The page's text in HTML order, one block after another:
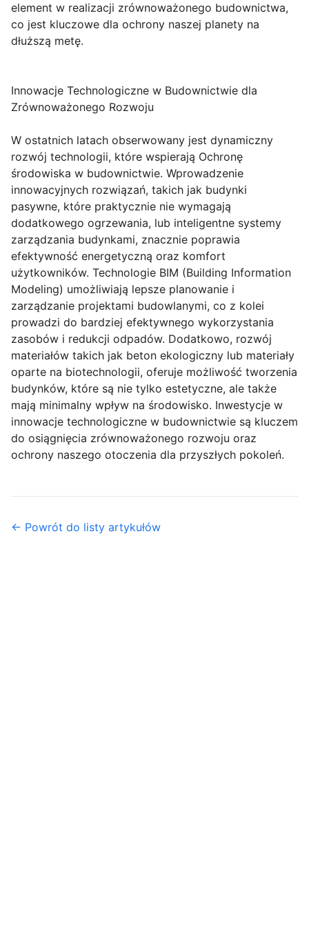
element w realizacji zrównoważonego budownictwa,
co jest kluczowe dla ochrony naszej planety na
dłuższą metę.
Innowacje Technologiczne w Budownictwie dla
Zrównoważonego Rozwoju
W ostatnich latach obserwowany jest dynamiczny
rozwój technologii, które wspierają Ochronę
środowiska w budownictwie. Wprowadzenie
innowacyjnych rozwiązań, takich jak budynki
pasywne, które praktycznie nie wymagają
dodatkowego ogrzewania, lub inteligentne systemy
zarządzania budynkami, znacznie poprawia
efektywność energetyczną oraz komfort
użytkowników. Technologie BIM (Building Information
Modeling) umożliwiają lepsze planowanie i
zarządzanie projektami budowlanymi, co z kolei
prowadzi do bardziej efektywnego wykorzystania
zasobów i redukcji odpadów. Dodatkowo, rozwój
materiałów takich jak beton ekologiczny lub materiały
oparte na biotechnologii, oferuje możliwość tworzenia
budynków, które są nie tylko estetyczne, ale także
mają minimalny wpływ na środowisko. Inwestycje w
innowacje technologiczne w budownictwie są kluczem
do osiągnięcia zrównoważonego rozwoju oraz
ochrony naszego otoczenia dla przyszłych pokoleń.
← Powrót do listy artykułów